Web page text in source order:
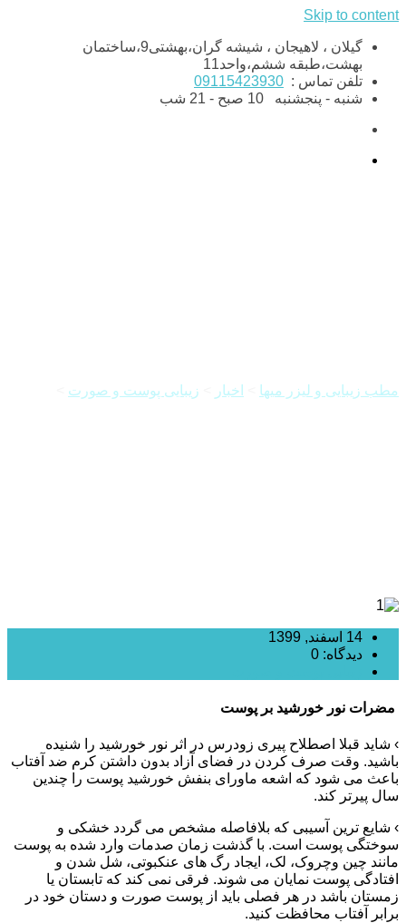
Skip to content
گیلان ، لاهیجان ، شیشه گران،بهشتی9،ساختمان
بهشت،طبقه ششم،واحد11
تلفن تماس : 09115423930
شنبه - پنجشنبه
مطب زیبایی و لیزر میها اخبار زیبایی پوست و صورت
14 اسفند, 1399
دیدگاه: 0
مضرات نور خورشید بر پوست
› شاید قبلا اصطلاح پیری زودرس در اثر نور خورشید را شنیده
باشید. وقت صرف کردن در فضای آزاد بدون داشتن کرم ضد آفتاب
باعث می‏ شود که اشعه ماورای بنفش خورشید پوست را چندین
سال پیرتر کند.
› شایع ‏ترین آسیبی که بلافاصله مشخص می ‏گردد خشکی و
سوختگی پوست است. با گذشت زمان صدمات وارد شده به پوست
مانند چین‏ وچروک، لک، ایجاد رگ ‏های عنکبوتی، شل شدن و
افتادگی پوست نمایان می‏ شوند. فرقی نمی‏ کند که تابستان یا
زمستان باشد در هر فصلی باید از پوست صورت و دستان خود در
برابر آفتاب محافظت کنید.